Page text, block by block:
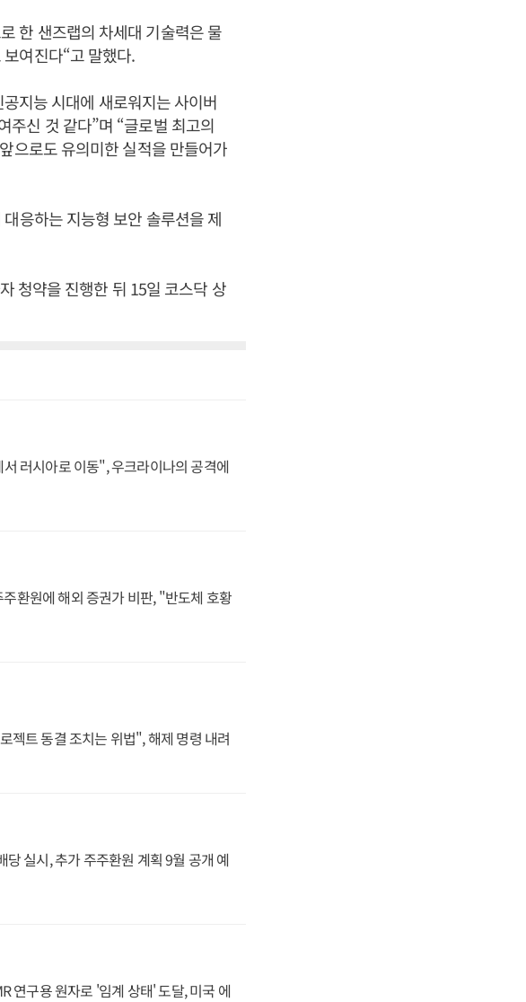
한 샌즈랩의 차세대 기술력은 물
여진다“고 말했다.
지능 시대에 새로워지는 사이버
주신 것 같다”며 “글로벌 최고의
으로도 유의미한 실적을 만들어가
응하는 지능형 보안 솔루션을 제
청약을 진행한 뒤 15일 코스닥 상
러시아로 이동", 우크라이나의 공격에
환원에 해외 증권가 비판, "반도체 호황
젝트 동결 조치는 위법", 해제 명령 내려
실시, 추가 주주환원 계획 9월 공개 예
연구용 원자로 '임계 상태' 도달, 미국 에